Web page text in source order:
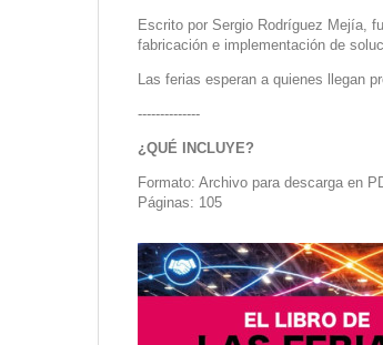
Escrito por Sergio Rodríguez Mejía,
fabricación e implementación de
Las ferias esperan a quienes llegan
--------------
¿QUÉ INCLUYE?
Formato: Archivo para descarga en
Páginas: 105